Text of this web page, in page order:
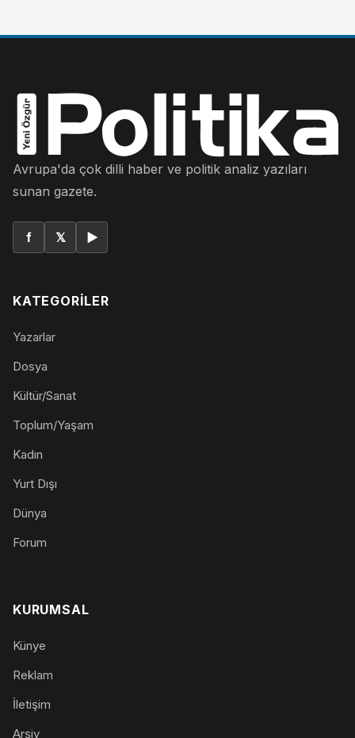
Avrupa'da çok dilli haber ve politik analiz yazıları
sunan gazete.
f 𝕏 ▶
KATEGORILER
Yazarlar
Dosya
Kültür/Sanat
Toplum/Yaşam
Kadın
Yurt Dışı
Dünya
Forum
KURUMSAL
Künye
Reklam
İletişim
Arşiv